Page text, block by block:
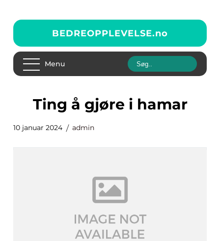
BEDREOPPLEVELSE.no
Menu
ting å gjøre i hamar
10 januar 2024 admin